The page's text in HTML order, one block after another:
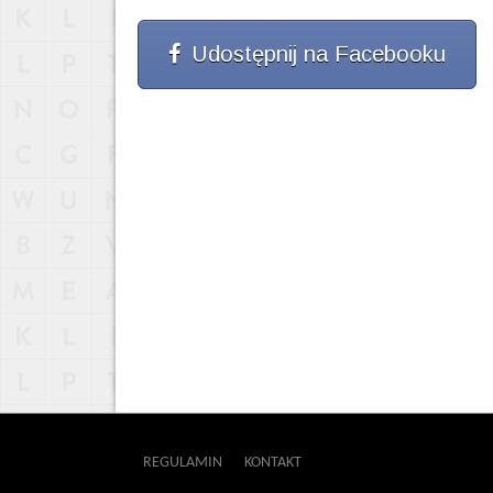
Udostępnij na Facebooku
REGULAMIN KONTAKT